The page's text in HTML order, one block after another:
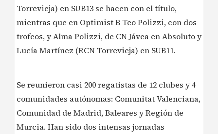
Torrevieja) en SUB13 se hacen con el título,
mientras que en Optimist B Teo Polizzi, con dos
trofeos, y Alma Polizzi, de CN Jávea en Absoluto y
Lucía Martínez (RCN Torrevieja) en SUB11.
Se reunieron casi 200 regatistas de 12 clubes y 4
comunidades autónomas: Comunitat Valenciana,
Comunidad de Madrid, Baleares y Región de
Murcia. Han sido dos intensas jornadas